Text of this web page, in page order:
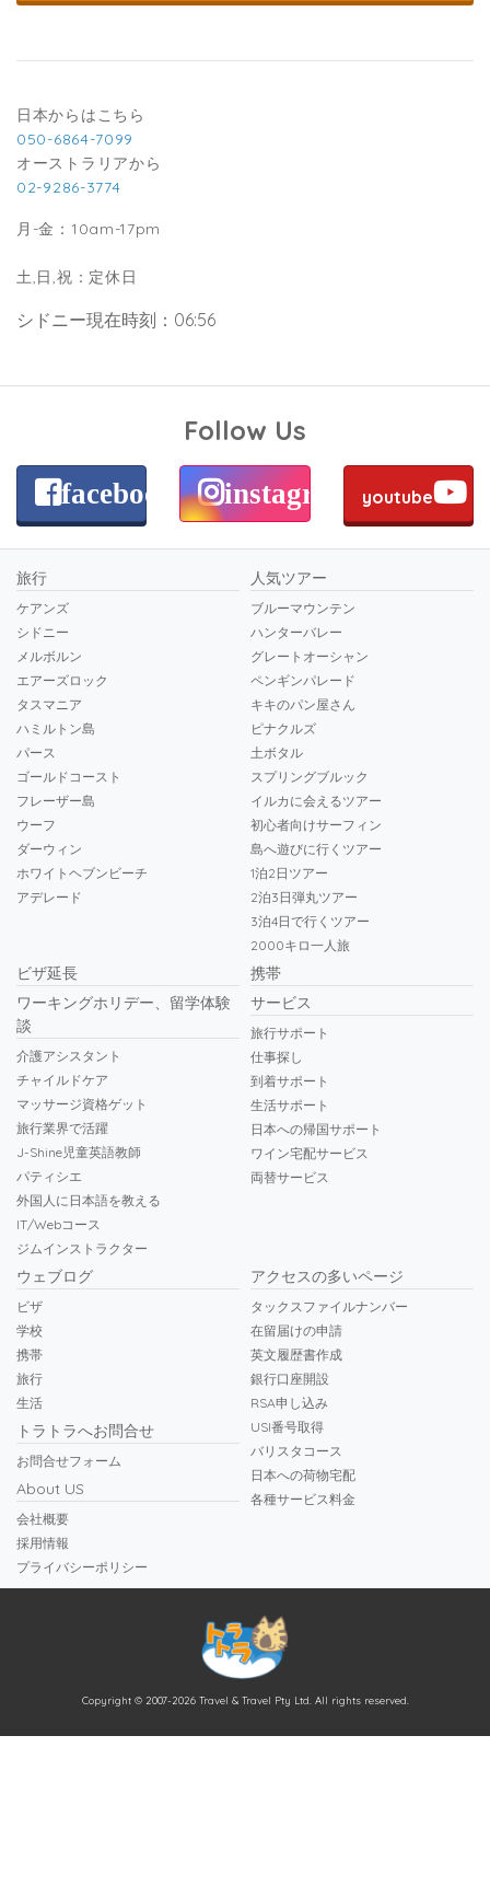
日本からはこちら
050-6864-7099
オーストラリアから
02-9286-3774
月-金：10am-17pm
土,日,祝：定休日
シドニー現在時刻：06:56
Follow Us
facebook instagram youtube
旅行
ケアンズ
シドニー
メルボルン
エアーズロック
タスマニア
ハミルトン島
パース
ゴールドコースト
フレーザー島
ウーフ
ダーウィン
ホワイトヘブンビーチ
アデレード
人気ツアー
ブルーマウンテン
ハンターバレー
グレートオーシャン
ペンギンパレード
キキのパン屋さん
ピナクルズ
土ボタル
スプリングブルック
イルカに会えるツアー
初心者向けサーフィン
島へ遊びに行くツアー
1泊2日ツアー
2泊3日弾丸ツアー
3泊4日で行くツアー
2000キロ一人旅
ビザ延長
ワーキングホリデー、留学体験
談
介護アシスタント
チャイルドケア
マッサージ資格ゲット
旅行業界で活躍
J-Shine児童英語教師
パティシエ
外国人に日本語を教える
IT/Webコース
ジムインストラクター
携帯
サービス
旅行サポート
仕事探し
到着サポート
生活サポート
日本への帰国サポート
ワイン宅配サービス
両替サービス
ウェブログ
ビザ
学校
携帯
旅行
生活
トラトラへお問合せ
お問合せフォーム
About US
会社概要
採用情報
プライバシーポリシー
アクセスの多いページ
タックスファイルナンバー
在留届けの申請
英文履歴書作成
銀行口座開設
RSA申し込み
USI番号取得
バリスタコース
日本への荷物宅配
各種サービス料金
Copyright © 2007-2026 Travel & Travel Pty Ltd. All rights reserved.